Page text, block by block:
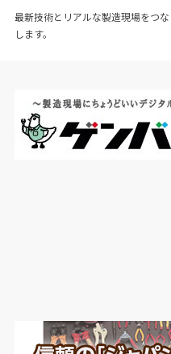
最新技術とリアルな製造現場をつ
します。